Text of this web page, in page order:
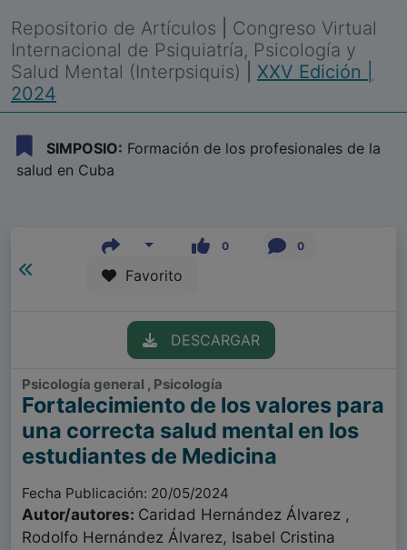
Repositorio de Artículos
Congreso Virtual
Internacional de Psiquiatría, Psicología y
Salud Mental (Interpsiquis)
XXV Edición |
2024
SIMPOSIO: Formación de los profesionales de la
salud en Cuba
0 0
Favorito
DESCARGAR
Psicología general , Psicología
Fortalecimiento de los valores para
una correcta salud mental en los
estudiantes de Medicina
Fecha Publicación: 20/05/2024
Autor/autores: Caridad Hernández Álvarez ,
Rodolfo Hernández Álvarez, Isabel Cristina